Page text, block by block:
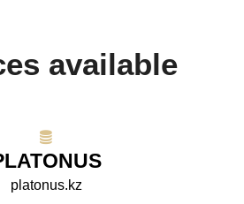
available
platonus.kz